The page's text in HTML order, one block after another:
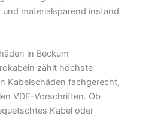
materialsparend instand
in Beckum
zählt höchste
Kabelschäden fachgerecht,
VDE-Vorschriften. Ob
Kabel oder